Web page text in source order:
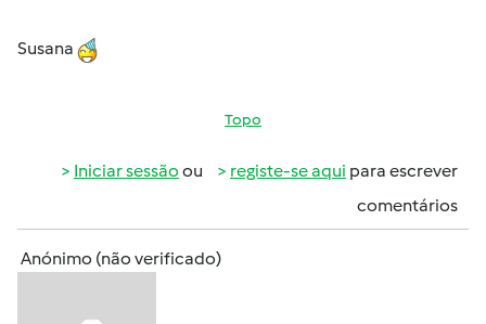
Susana
Topo
Iniciar sessão ou registe-se aqui para escrever
comentários
Anónimo (não verificado)